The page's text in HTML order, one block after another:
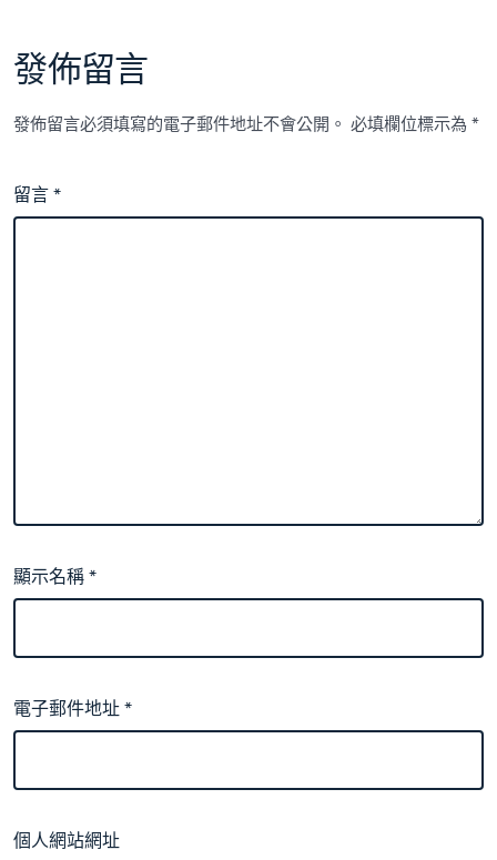
發佈留言
發佈留言必須填寫的電子郵件地址不會公開。 必填欄位標示為*
留言*
顯示名稱*
電子郵件地址*
個人網站網址